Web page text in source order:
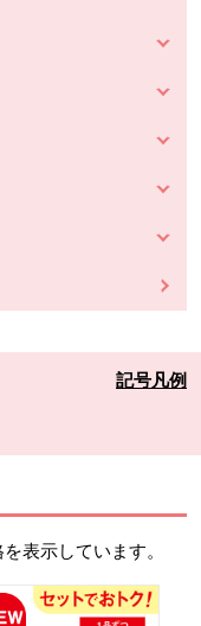
記号凡例
表示しています。